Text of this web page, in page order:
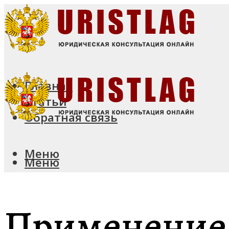
Главная
Статьи
Обратная связь
Меню
Меню